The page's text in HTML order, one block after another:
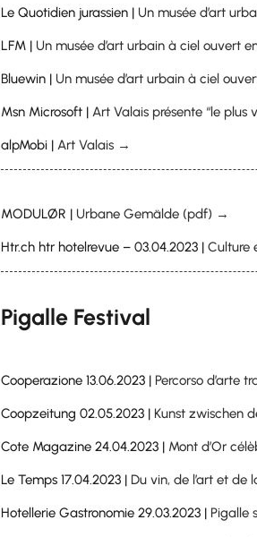
Le Quotidien jurassien | Un musée d’art
LFM | Un musée d’art urbain à ciel ouvert
Bluewin | Un musée d’art urbain à ciel
Msn Microsoft |Art Valais présente “le plus
alpMobi |Art Valais →
MODULØR | Urbane Gemälde (pdf) →
Htr.ch htr hotelrevue – 03.04.2023 |Culture
Pigalle Festival
Cooperazione 13.06.2023 | Percorso d’arte
Coopzeitung 02.05.2023 | Kunst zwischen
Cote Magazine 24.04.2023 | Mont d’Or
Le Temps 17.04.2023 | Du vin, de l’art et de
Hotellerie Gastronomie 29.03.2023 | Pigalle